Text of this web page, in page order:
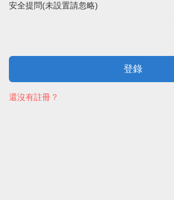
安全提問(未設置請忽略)
登錄
還沒有註冊？